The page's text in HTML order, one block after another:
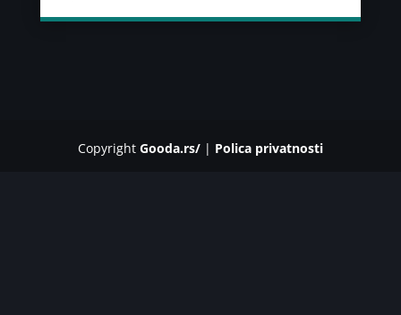
Copyright Gooda.rs/| Polica privatnosti